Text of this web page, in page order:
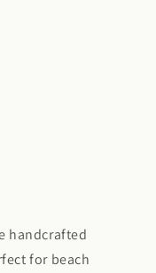
handcrafted
for beach